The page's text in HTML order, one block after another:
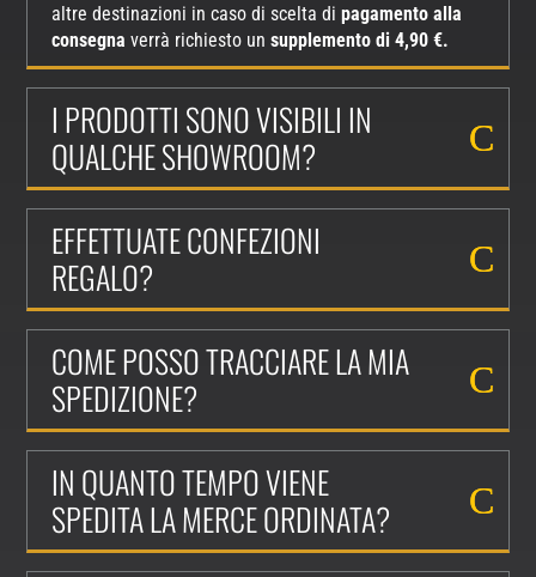
altre destinazioni in caso di scelta dipagamento alla
consegna verrà richiesto unsupplemento di 4,90 €.
I PRODOTTI SONO VISIBILI IN
QUALCHE SHOWROOM?
EFFETTUATE CONFEZIONI
REGALO?
COME POSSO TRACCIARE LA MIA
SPEDIZIONE?
IN QUANTO TEMPO VIENE
SPEDITA LA MERCE ORDINATA?